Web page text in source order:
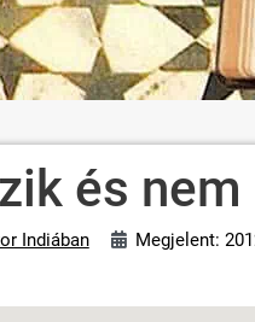
és
Indiában Megjelent: